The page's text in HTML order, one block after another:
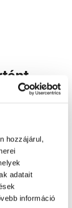
hozzájárul,
adatait
információ